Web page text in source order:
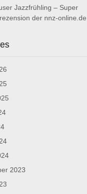
Jazzfrühling – Super
der nnz-online.de
2023